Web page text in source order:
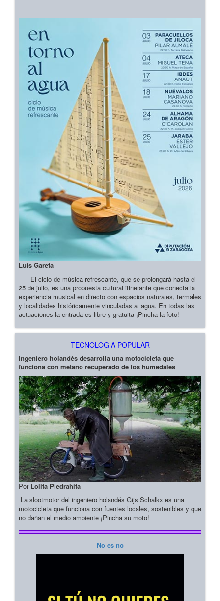
Luis Gareta
El ciclo de música refrescante, que se prolongará hasta el
25 de julio, es una propuesta cultural itinerante que conecta la
experiencia musical en directo con espacios naturales, termales
y localidades históricamente vinculadas al agua. En todas las
actuaciones la entrada es libre y gratuita ¡Pincha la foto!
TECNOLOGIA POPULAR
Ingeniero holandés desarrolla una motocicleta que
funciona con metano recuperado de los humedales
Por Lolita Piedrahita
La slootmotor del ingeniero holandés Gijs Schalkx es una
motocicleta que funciona con fuentes locales, sostenibles y que
no dañan el medio ambiente ¡Pincha su moto!
No es no